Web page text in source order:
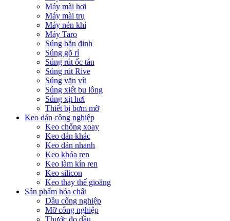
Máy mài hơi
Máy mài trụ
Máy nén khí
Máy Taro
Súng bắn đinh
Súng gõ rỉ
Súng rút ốc tán
Súng rút Rive
Súng vặn vít
Súng xiết bu lông
Súng xịt hơi
Thiết bị bơm mỡ
Keo dán công nghiệp
Keo chống xoay
Keo dán khác
Keo dán nhanh
Keo khóa ren
Keo làm kín ren
Keo silicon
Keo thay thế gioăng
Sản phẩm hóa chất
Dầu công nghiệp
Mỡ công nghiệp
Thước đo dầu